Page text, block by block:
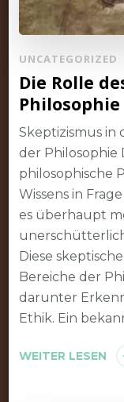
UNCATEGORIZED
Die Rolle
Philosophie
Skeptizismus in
der Philosophie
philosophische
Wissens in
es überhaupt
Diese
Bereiche der
darunter
Ethik. Ein
WEITER LESEN